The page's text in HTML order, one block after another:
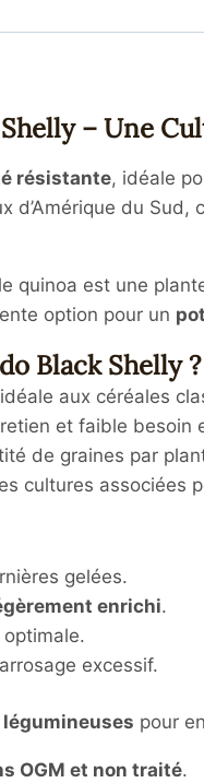
– Une
résistante, idéale
d’Amérique du Sud,
quinoa est une
option pour un
Black Shelly ?
aux céréales
et faible besoin
de graines par
cultures associées
gelées.
enrichi.
excessif.
légumineuses pour
OGM et non traité.